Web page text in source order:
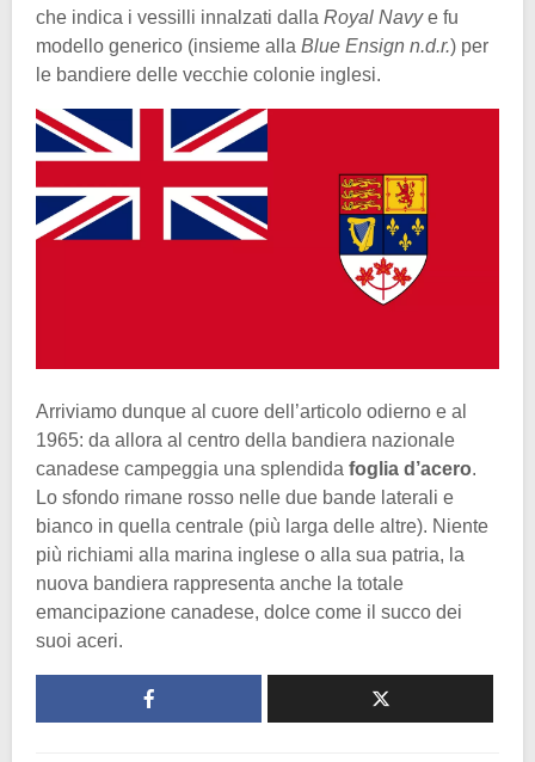
che indica i vessilli innalzati dalla Royal Navye fu
modello generico (insieme alla Blue Ensign n.d.r.) per
le bandiere delle vecchie colonie inglesi.
Arriviamo dunque al cuore dell’articolo odierno e al
1965: da allora al centro della bandiera nazionale
canadese campeggia una splendida foglia d’acero.
Lo sfondo rimane rosso nelle due bande laterali e
bianco in quella centrale (più larga delle altre). Niente
più richiami alla marina inglese o alla sua patria, la
nuova bandiera rappresenta anche la totale
emancipazione canadese, dolce come il succo dei
suoi aceri.